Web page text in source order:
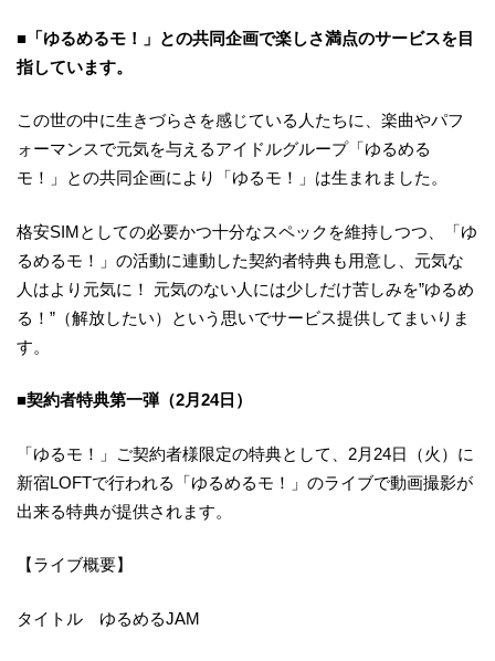
■「ゆるめるモ！」との共同企画で楽しさ満点のサービスを目
指しています。
この世の中に生きづらさを感じている人たちに、楽曲やパフ
ォーマンスで元気を与えるアイドルグループ「ゆるめる
モ！」との共同企画により「ゆるモ！」は生まれました。
格安SIMとしての必要かつ十分なスペックを維持しつつ、「ゆ
るめるモ！」の活動に連動した契約者特典も用意し、元気な
人はより元気に！ 元気のない人には少しだけ苦しみを”ゆるめ
る！”（解放したい）という思いでサービス提供してまいりま
す。
■契約者特典第一弾（2月24日）
「ゆるモ！」ご契約者様限定の特典として、2月24日（火）に
新宿LOFTで行われる「ゆるめるモ！」のライブで動画撮影が
出来る特典が提供されます。
【ライブ概要】
タイトル ゆるめるJAM